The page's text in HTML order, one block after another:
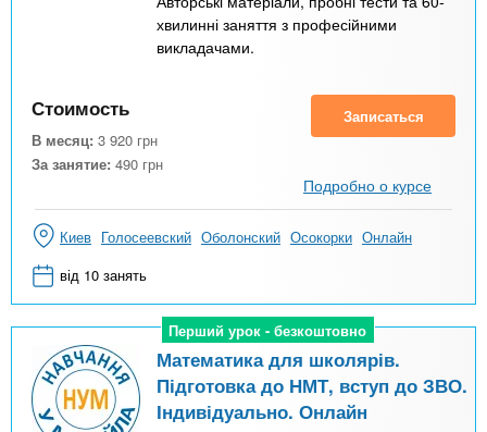
хвилинні заняття з професійними
викладачами.
Стоимость
В месяц: 3 920 грн
За занятие: 490 грн
Записаться
Подробно о курсе
Киев Голосеевский Оболонский Осокорки Онлайн
від 10 занять
Перший урок - безкоштовно
Перший урок - безкоштовно
Математика для школярів.
Підготовка до НМТ, вступ до ЗВО.
Індивідуально. Онлайн